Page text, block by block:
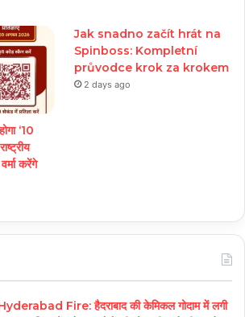
‘10
करेंगे
Jak snadno začít hrát na
Spinboss: Kompletní
průvodce krok za krokem
2 days ago
Fire: हैदराबाद की केमिकल गोदाम में लगी